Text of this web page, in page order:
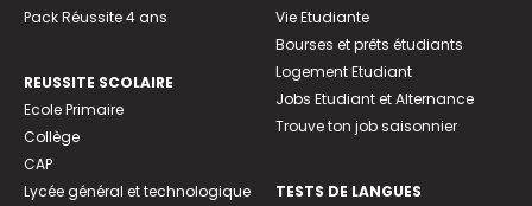
Pack Réussite 4 ans
REUSSITE SCOLAIRE
Ecole Primaire
Collège
CAP
Lycée général et technologique
Vie Etudiante
Bourses et prêts étudiants
Logement Etudiant
Jobs Etudiant et Alternance
Trouve ton job saisonnier
TESTS DE LANGUES